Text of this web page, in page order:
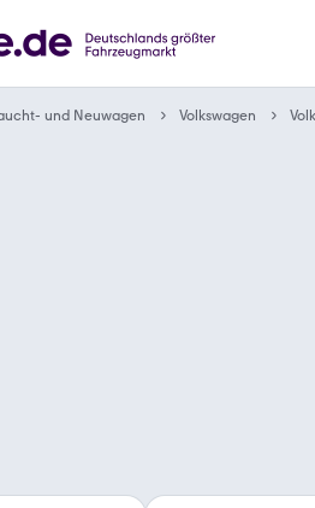
und Neuwagen Volkswagen